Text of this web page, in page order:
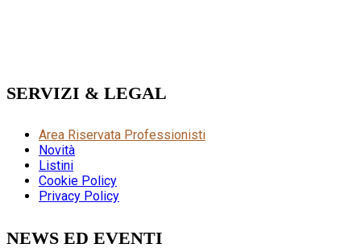
SERVIZI & LEGAL
Area Riservata Professionisti
Novità
Listini
Cookie Policy
Privacy Policy
NEWS ED EVENTI